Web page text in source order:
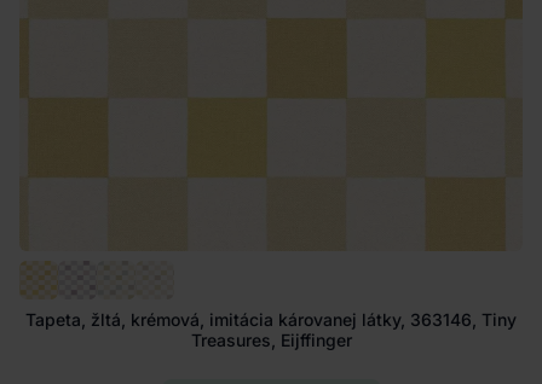
Tapeta, žltá, krémová, imitácia károvanej látky, 363146, Tiny
Treasures, Eijffinger